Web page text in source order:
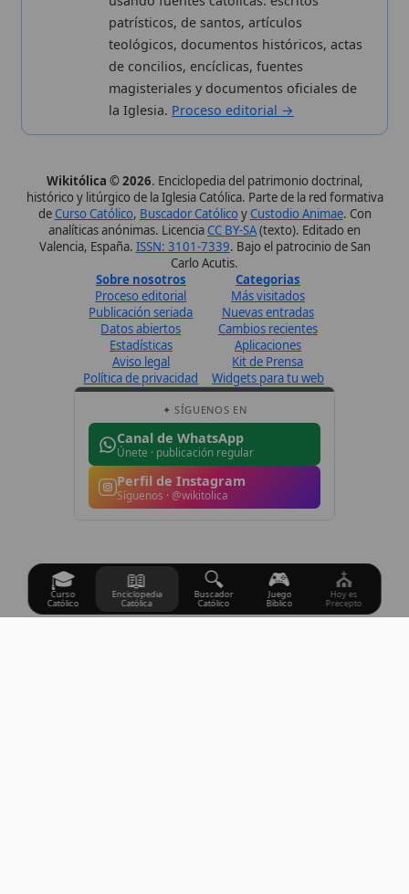
Valencia, España.ISSN: 3101-7339 . Bajo el patrocinio de San
Carlo Acutis.
Sobre nosotros
Proceso editorial
Publicación seriada
Datos abiertos
Estadísticas
Aviso legal
Categorias
Más visitados
Nuevas entradas
Cambios recientes
Aplicaciones
Kit de Prensa
Canal de WhatsApp
Únete · publicación regular
Perfil de Instagram
Síguenos · @wikitolica